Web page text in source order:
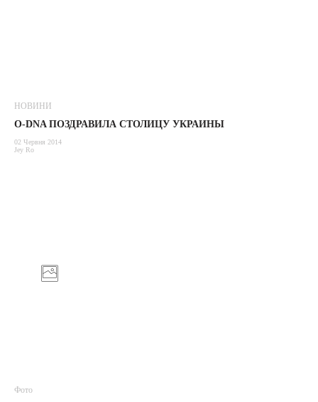
НОВИНИ
O-DNA ПОЗДРАВИЛА СТОЛИЦУ УКРАИНЫ
02 Червня 2014
Jey Ro
Фото